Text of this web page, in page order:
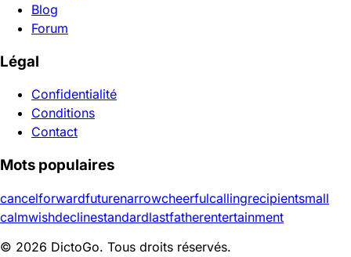
Blog
Forum
Légal
Confidentialité
Conditions
Contact
Mots populaires
cancelforwardfuturenarrowcheerfulcallingrecipientsmall
calmwishdeclinestandardlastfatherentertainment
© 2026 DictoGo. Tous droits réservés.